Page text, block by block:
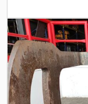
haarukan paksuus: